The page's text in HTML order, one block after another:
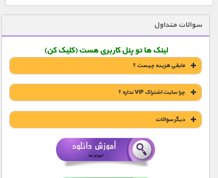
دنیای خوراکی ها
زمین شناسی / محیط زیست
سازه/ معماری/ مهندسی
سرگرمی
شناخت کودکان
علم و فناوری
سوالات متداول
لینک ها تو پنل کاربری هست (کلیک کن)
مابقی هزینه چیست ؟
چرا سایت اشتراک VIP نداره ؟
دیگر سوالات
آیا مستند ها سانسور شدن ؟